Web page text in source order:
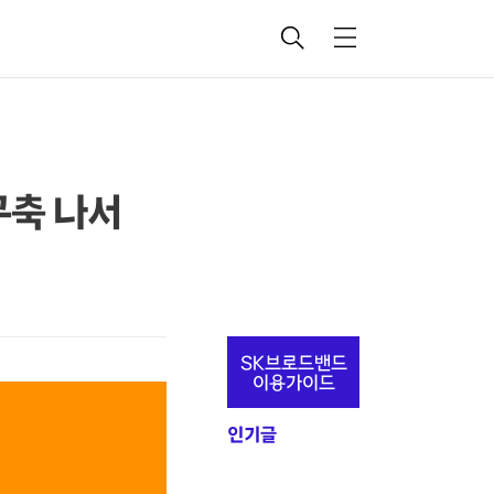
검
메
나서
추
정
보
SK브로드밴드
이용가이드
인기글